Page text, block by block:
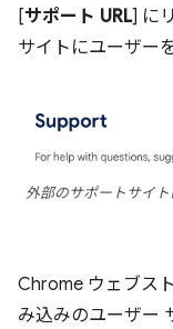
[サポート URL] に
サイトにユーザー
外部のサポートサイ
Chrome ウェブス
み込みのユーザー